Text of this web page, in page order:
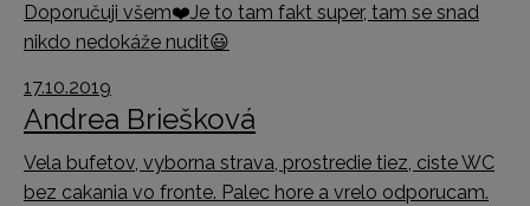
Doporučuji všem❤️Je to tam fakt super, tam se snad
nikdo nedokáže nudit😃
17.10.2019
Andrea Briešková
Vela bufetov, vyborna strava, prostredie tiez, ciste WC
bez cakania vo fronte. Palec hore a vrelo odporucam.